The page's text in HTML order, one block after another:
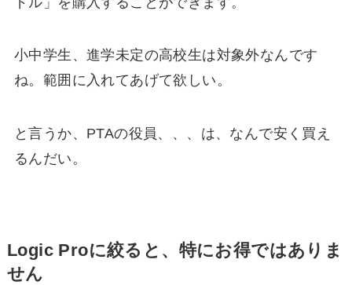
小中学生、進学未定の高校生は対象外なんです
ね。範囲に入れてあげて欲しい。
と言うか、PTAの役員、、、は、なんで安く買え
るんだい。
Logic Proに絞ると、特にお得ではありま
せん